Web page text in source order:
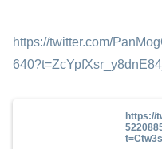
https://twitter.com/
https://